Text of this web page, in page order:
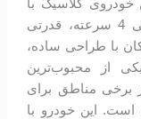
تولید شد. این خودروی کلاسیک با
موتور 1.6 لیتری بنزینی و گیربکس دستی 4 سرعته، قدرتی
پیکان با طراحی ساده،
از محبوب‌ترین
برخی مناطق برای
است. این خودرو با